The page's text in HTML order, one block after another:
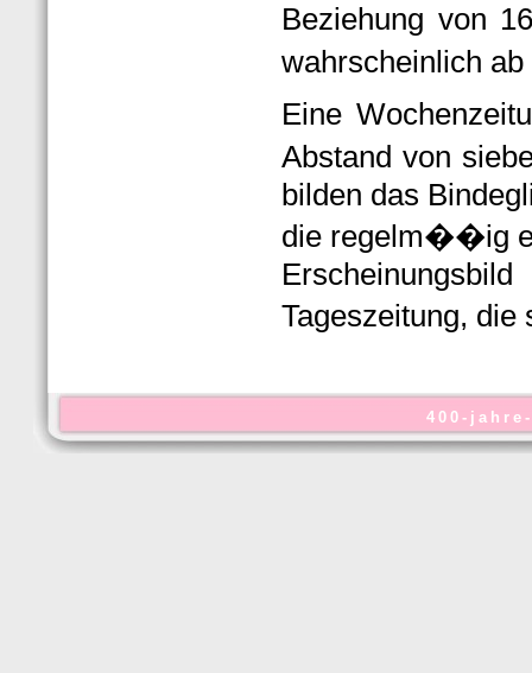
Beziehung von
wahrscheinlich
Eine
Abstand von
bilden das
die regelm��ig
Tageszeitung,
400-